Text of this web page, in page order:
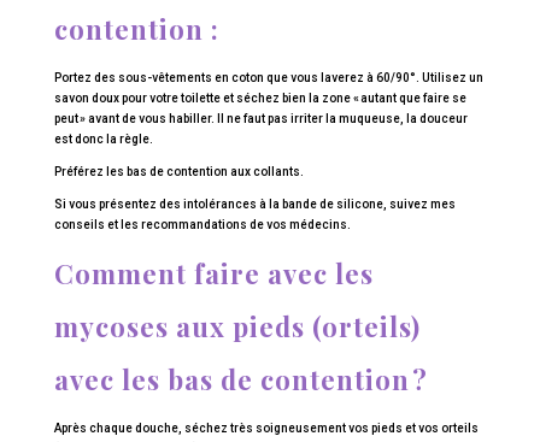
contention :
Portez des sous-vêtements en coton que vous laverez à 60/90°. Utilisez un
savon doux pour votre toilette et séchez bien la zone « autant que faire se
peut » avant de vous habiller. Il ne faut pas irriter la muqueuse, la douceur
est donc la règle.
Préférez les bas de contention aux collants.
Si vous présentez des intolérances à la bande de silicone, suivez mes
conseils et les recommandations de vos médecins.
Comment faire avec les
mycoses aux pieds (orteils)
avec les bas de contention ?
Après chaque douche, séchez très soigneusement vos pieds et vos orteils